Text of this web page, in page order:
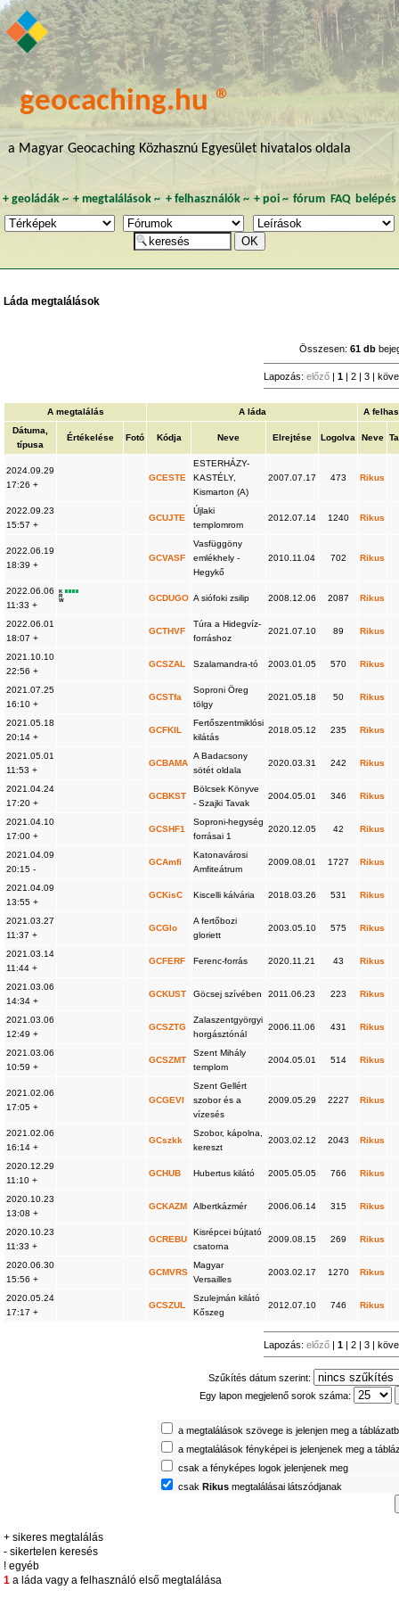
geocaching.hu ®
a Magyar Geocaching Közhasznú Egyesület hivatalos oldala
+ geoládák~ +megtalálások ~ + felhasználók~ + poi~ fórum FAQ belépés
Láda megtalálások
Összesen:61 db
Lapozás:előző |1 | 2 | 3 |
A megtalálás A láda
A
Dátuma,
típusa
Értékelése Fotó Kódja Neve Elrejtése Logolva Neve
2024.09.29
17:26 +
GCESTE
ESTERHÁZY-
KASTÉLY,
Kismarton (A)
2007.07.17 473 Rikus
2022.09.23
15:57 +
GCUJTE
Újlaki
templomrom
2012.07.14 1240 Rikus
2022.06.19
18:39 +
GCVASF
Vasfüggöny
emlékhely -
Hegykő
2010.11.04 702 Rikus
2022.06.06
11:33 +
K
R
W
GCDUGO A siófoki zsilip 2008.12.06 2087 Rikus
2022.06.01
18:07 +
GCTHVF
Túra a Hidegvíz-
forráshoz
2021.07.10 89 Rikus
2021.10.10
22:56 +
GCSZAL Szalamandra-tó 2003.01.05 570 Rikus
2021.07.25
16:10 +
GCSTfa
Soproni Öreg
tölgy
2021.05.18 50 Rikus
2021.05.18
20:14 +
GCFKIL
Fertőszentmiklósi
kilátás
2018.05.12 235 Rikus
2021.05.01
11:53 +
GCBAMA
A Badacsony
sötét oldala
2020.03.31 242 Rikus
2021.04.24
17:20 +
GCBKST
Bölcsek Könyve
- Szajki Tavak
2004.05.01 346 Rikus
2021.04.10
17:00 +
GCSHF1
Soproni-hegység
forrásai 1
2020.12.05 42 Rikus
2021.04.09
20:15 -
GCAmfi
Katonavárosi
Amfiteátrum
2009.08.01 1727 Rikus
2021.04.09
13:55 +
GCKisC Kiscelli kálvária 2018.03.26 531 Rikus
2021.03.27
11:37 +
GCGlo
A fertőbozi
gloriett
2003.05.10 575 Rikus
2021.03.14
11:44 +
GCFERF Ferenc-forrás 2020.11.21 43 Rikus
2021.03.06
14:34 +
GCKUST Göcsej szívében 2011.06.23 223 Rikus
2021.03.06
12:49 +
GCSZTG
Zalaszentgyörgyi
horgásztónál
2006.11.06 431 Rikus
2021.03.06
10:59 +
GCSZMT
Szent Mihály
templom
2004.05.01 514 Rikus
2021.02.06
17:05 +
GCGEVI
Szent Gellért
szobor és a
vízesés
2009.05.29 2227 Rikus
2021.02.06
16:14 +
GCszkk
Szobor, kápolna,
kereszt
2003.02.12 2043 Rikus
2020.12.29
11:10 +
GCHUB Hubertus kilátó 2005.05.05 766 Rikus
2020.10.23
13:08 +
GCKAZM Albertkázmér 2006.06.14 315 Rikus
2020.10.23
11:33 +
GCREBU
Kisrépcei bújtató
csatorna
2009.08.15 269 Rikus
2020.06.30
15:56 +
GCMVRS
Magyar
Versailles
2003.02.17 1270 Rikus
2020.05.24
17:17 +
GCSZUL
Szulejmán kilátó
Kőszeg
2012.07.10 746 Rikus
Lapozás:előző |1 | 2 | 3 |
Szűkítés dátum szerint:
Egy lapon megjelenő sorok száma:
a megtalálások szövege is jelenjen meg a
a megtalálások fényképei is jelenjenek meg a
csak a fényképes logok jelenjenek meg
csakRikus megtalálásai látszódjanak
+ sikeres megtalálás
- sikertelen keresés
! egyéb
1 a láda vagy a felhasználó első megtalálása